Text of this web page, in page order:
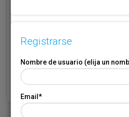
Por favor indique que ha leído y está de
Registrarse
Nombre de usuario (elija un
Email*